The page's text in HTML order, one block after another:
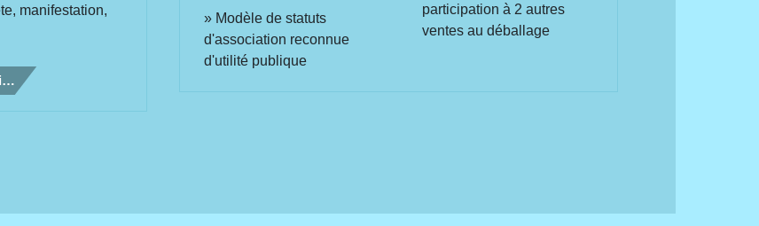
manifestation,
Modèle de statuts
d'association reconnue
d'utilité publique
participation à 2 autres
ventes au déballage